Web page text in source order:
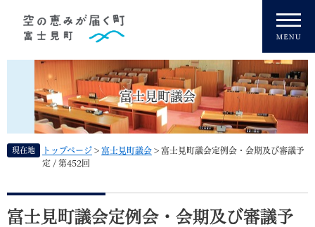
富士見町議会
現在地 トップページ > 富士見町議会 > 富士見町議会定例会・会期及び審議予
定 / 第452回
本
文
富士見町議会定例会・会期及び審議予